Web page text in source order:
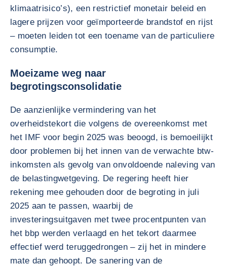
klimaatrisico’s), een restrictief monetair beleid en
lagere prijzen voor geïmporteerde brandstof en rijst
– moeten leiden tot een toename van de particuliere
consumptie.
Moeizame weg naar
begrotingsconsolidatie
De aanzienlijke vermindering van het
overheidstekort die volgens de overeenkomst met
het IMF voor begin 2025 was beoogd, is bemoeilijkt
door problemen bij het innen van de verwachte btw-
inkomsten als gevolg van onvoldoende naleving van
de belastingwetgeving. De regering heeft hier
rekening mee gehouden door de begroting in juli
2025 aan te passen, waarbij de
investeringsuitgaven met twee procentpunten van
het bbp werden verlaagd en het tekort daarmee
effectief werd teruggedrongen – zij het in mindere
mate dan gehoopt. De sanering van de